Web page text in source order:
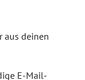
aus deinen
E-Mail-